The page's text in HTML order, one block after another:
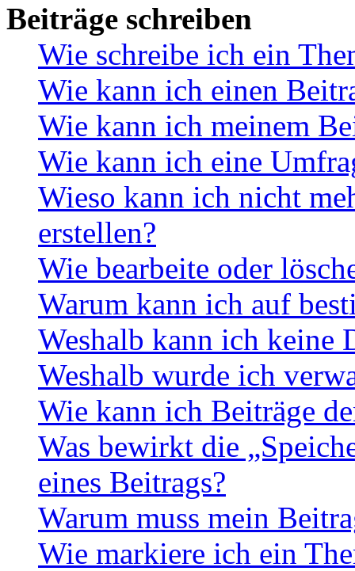
Beiträge schreiben
Wie schreibe ich ein
Wie kann ich einen
Wie kann ich meinem
Wie kann ich eine
Wieso kann ich nicht
erstellen?
Wie bearbeite oder
Warum kann ich auf
Weshalb kann ich keine
Weshalb wurde ich
Wie kann ich Beiträge
Was bewirkt die
eines Beitrags?
Warum muss mein
Wie markiere ich ein